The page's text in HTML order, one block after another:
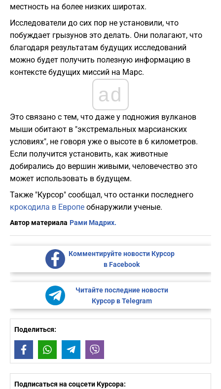
местность на более низких широтах.
Исследователи до сих пор не установили, что
побуждает грызунов это делать. Они полагают, что
благодаря результатам будущих исследований
можно будет получить полезную информацию в
контексте будущих миссий на Марс.
ad
Это связано с тем, что даже у подножия вулканов
мыши обитают в "экстремальных марсианских
условиях", не говоря уже о высоте в 6 километров.
Если получится установить, как животные
добирались до вершин живыми, человечество это
может использовать в будущем.
Также "Курсор" сообщал, что останки последнего
крокодила в Европе обнаружили ученые.
Автор материала Рами Мадрих.
Комментируйте новости Курсор
в Facebook
Читайте последние новости
Курсор в Telegram
Поделиться:
FacebookWhatsAppTelegram
Подписаться на соцсети Курсора: